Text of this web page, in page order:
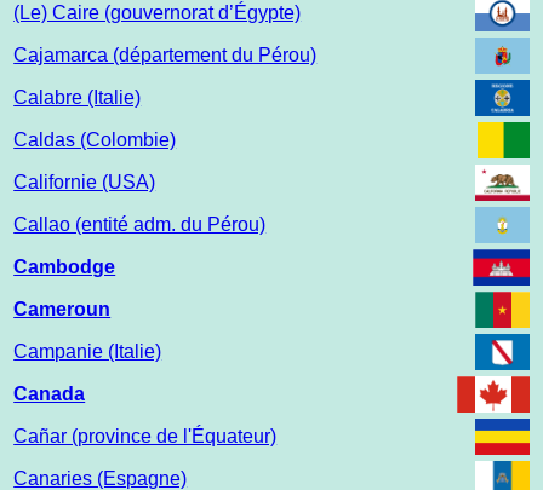
(Le) Caire (gouvernorat d’Égypte)
Cajamarca (département du Pérou)
Calabre (Italie)
Caldas (Colombie)
Californie (USA)
Callao (entité adm. du Pérou)
Cambodge
Cameroun
Campanie (Italie)
Canada
Cañar (province de l'Équateur)
Canaries (Espagne)